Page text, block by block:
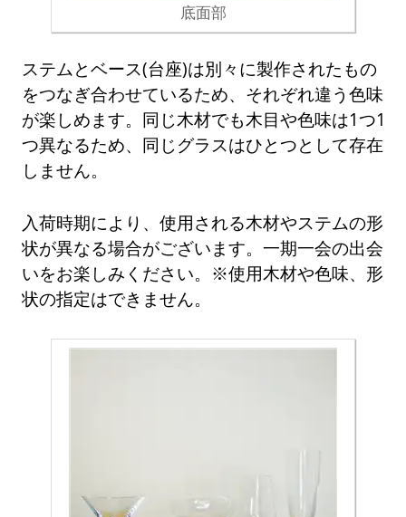
底面部
ステムとベース(台座)は別々に製作されたもの
をつなぎ合わせているため、それぞれ違う色味
が楽しめます。同じ木材でも木目や色味は1つ1
つ異なるため、同じグラスはひとつとして存在
しません。
入荷時期により、使用される木材やステムの形
状が異なる場合がございます。一期一会の出会
いをお楽しみください。※使用木材や色味、形
状の指定はできません。